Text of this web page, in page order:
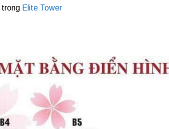
trong Elite Tower